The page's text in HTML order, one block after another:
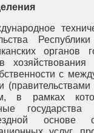
органов
с
в рамках